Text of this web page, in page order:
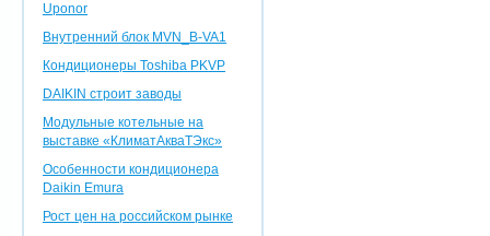
Uponor
Внутренний блок MVN_B-VA1
Кондиционеры Toshiba PKVP
DAIKIN строит заводы
Модульные котельные на
выставке «КлиматАкваТЭкс»
Особенности кондиционера
Daikin Emura
Рост цен на российском рынке